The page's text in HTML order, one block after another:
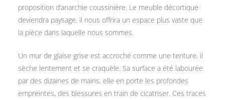
proposition d’anarchie coussinière. Le meuble décortiqué
deviendra paysage, il nous offrira un espace plus vaste que
la pièce dans laquelle nous sommes.
Un mur de glaise grise est accroché comme une tenture, il
sèche lentement et se craquèle. Sa surface a été labourée
par des dizaines de mains, elle en porte les profondes
empreintes, des blessures en train de cicatriser. Ces traces